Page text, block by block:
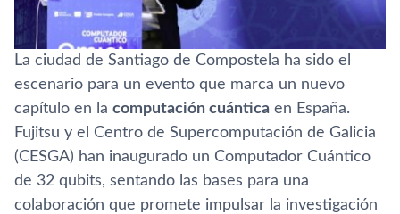
La ciudad de Santiago de Compostela ha sido el
escenario para un evento que marca un nuevo
capítulo en la computación cuántica en España.
Fujitsu y el Centro de Supercomputación de Galicia
(CESGA) han inaugurado un Computador Cuántico
de 32 qubits, sentando las bases para una
colaboración que promete impulsar la investigación